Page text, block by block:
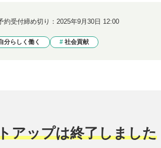
約受付締め切り： 2025年9月30日 12:00
分らしく働く 社会貢献
アップは終了しました